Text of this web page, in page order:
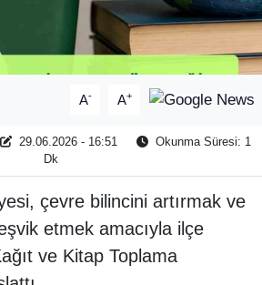
A- A+
29.06.2026 - 16:51
Okunma Süresi: 1
Dk
çevre bilincini artırmak ve
etmek amacıyla ilçe
ve Kitap Toplama